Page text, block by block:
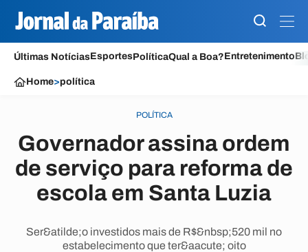
Últimas NotíciasEsportesPolíticaQual a Boa?Entretenimento
Home>política
POLÍTICA
Governador assina ordem
de serviço para reforma de
escola em Santa Luzia
Ser&atilde;o investidos mais de R$&nbsp;520 mil no
estabelecimento que ter&aacute; oito